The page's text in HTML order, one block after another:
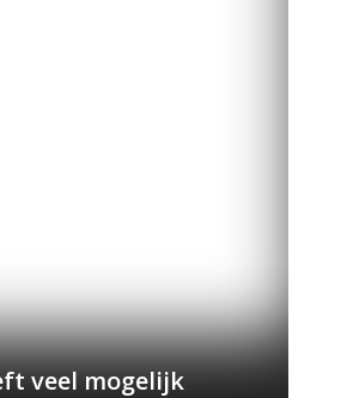
veel mogelijk